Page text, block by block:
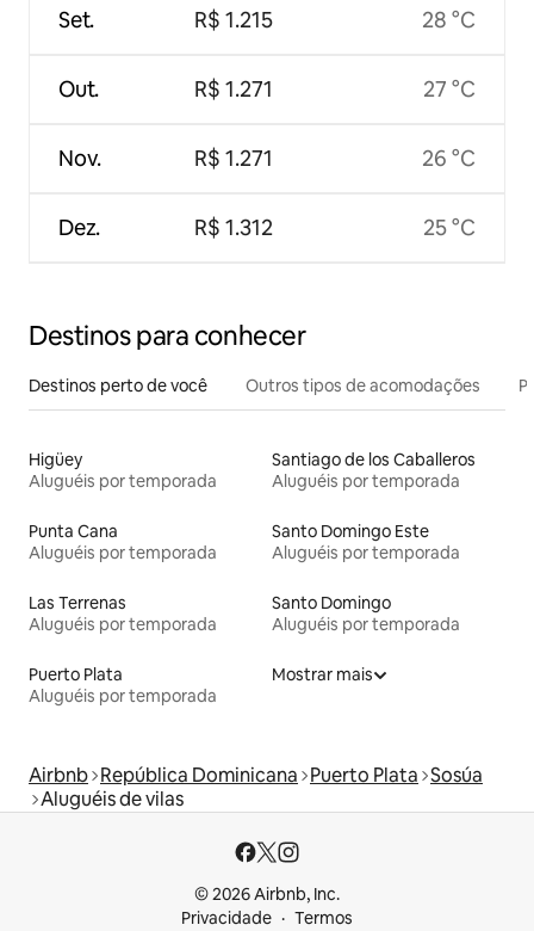
Set.
Out.
Nov.
Dez.
R$ 1.215
R$ 1.271
R$ 1.271
R$ 1.312
28 °C
27 °C
26 °C
25 °C
Destinos para conhecer
Destinos perto de você Outros tipos de acomodações
Higüey
Aluguéis por temporada
Santiago de los Caballeros
Aluguéis por temporada
Punta Cana
Aluguéis por temporada
Santo Domingo Este
Aluguéis por temporada
Las Terrenas
Aluguéis por temporada
Santo Domingo
Aluguéis por temporada
Puerto Plata
Aluguéis por temporada
Mostrar mais
Airbnb República Dominicana Puerto Plata Sosúa
Aluguéis de vilas
© 2026 Airbnb, Inc.
Privacidade
Termos